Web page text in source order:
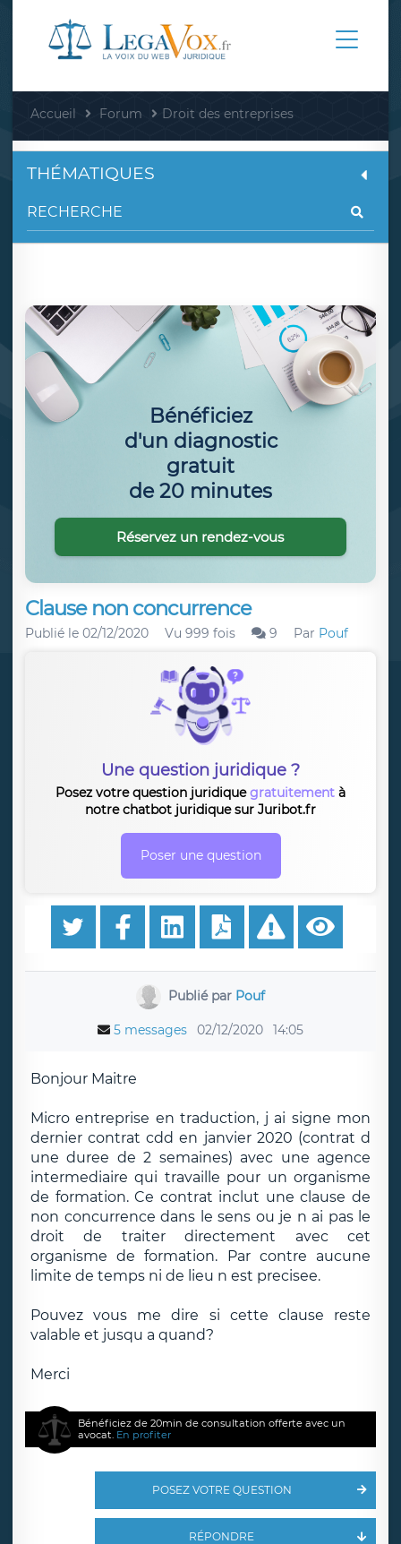
Accueil Forum Droit des entreprises
Clause non concurrence
Publié le 02/12/2020 Vu 999 fois 9 Par Pouf
Une question juridique ?
Posez votre question juridiquegratuitement à
notre chatbot juridique sur Juribot.fr
Poser une question
Publié par Pouf
5 messages 02/12/2020 14:05
Bonjour Maitre
Micro entreprise en traduction, j ai signe mon
dernier contrat cdd en janvier 2020 (contrat d
une duree de 2 semaines) avec une agence
intermediaire qui travaille pour un organisme
de formation. Ce contrat inclut une clause de
non concurrence dans le sens ou je n ai pas le
droit de traiter directement avec cet
organisme de formation. Par contre aucune
limite de temps ni de lieu n est precisee.
Pouvez vous me dire si cette clause reste
valable et jusqu a quand?
Merci
Bénéficiez de 20min de consultation offerte avec un
avocat. En profiter
POSEZ VOTRE QUESTION
RÉPONDRE
THÉMATIQUES
Bénéficiez
d'un diagnostic
gratuit
de 20 minutes
Réservez un rendez-vous